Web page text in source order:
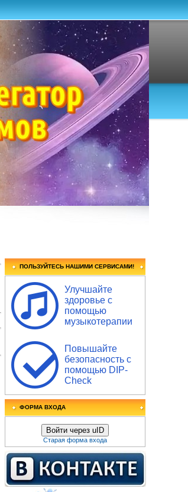
ПОЛЬЗУЙТЕСЬ НАШИМИ СЕРВИСАМИ!
Улучшайте
здоровье с
помощью
музыкотерапии
Повышайте
безопасность с
помощью DIP-
Check
ФОРМА ВХОДА
Войти через uID
Старая форма входа